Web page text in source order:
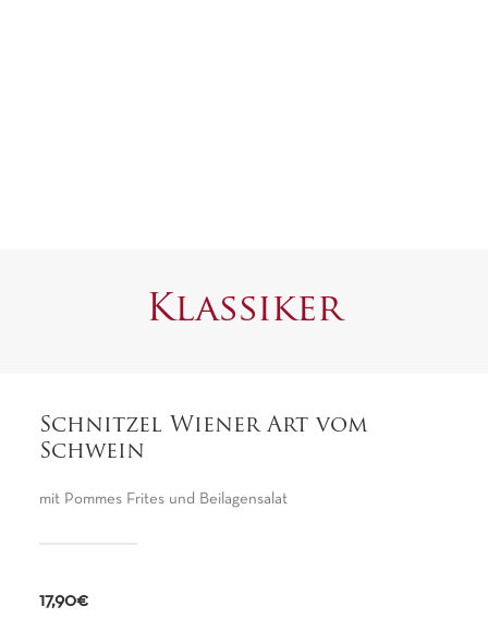
Klassiker
Schnitzel Wiener Art vom
Schwein
mit Pommes Frites und Beilagensalat
17,90€